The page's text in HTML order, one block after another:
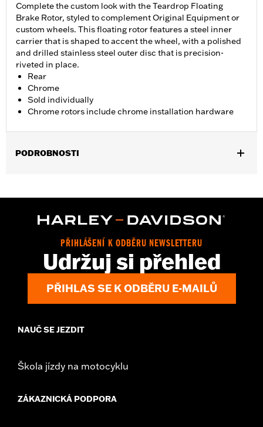
Complete the custom look with the Teardrop Floating
Brake Rotor, styled to complement Original Equipment or
custom wheels. This floating rotor features a steel inner
carrier that is shaped to accent the wheel, with a polished
and drilled stainless steel outer disc that is precision-
riveted in place.
Rear
Chrome
Sold individually
Chrome rotors include chrome installation hardware
PODROBNOSTI
installing on FXSTD Original Equipment 17" wheels.
Installation Instructions
Position On Bike:Rear
Sold In Units:Each
Material:Steel
In the Box:Rotor and chrome installation hardware
PŘIHLÁŠENÍ K ODBĚRU NEWSLETTERU
Udržuj si přehled
PŘIHLAS SE K ODBĚRU E-MAILŮ
NAUČ SE JEZDIT
Škola jízdy na motocyklu
ZÁKAZNICKÁ PODPORA